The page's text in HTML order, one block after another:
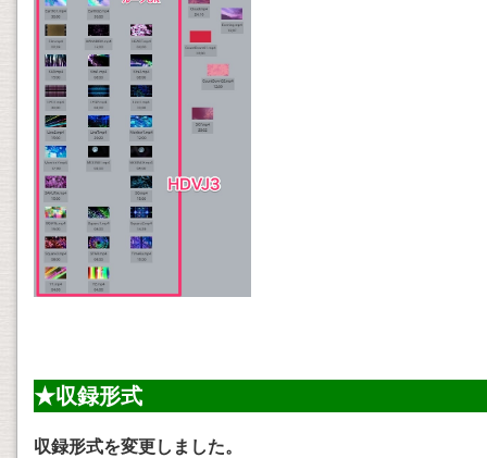
★収録形式
収録形式を変更しました。